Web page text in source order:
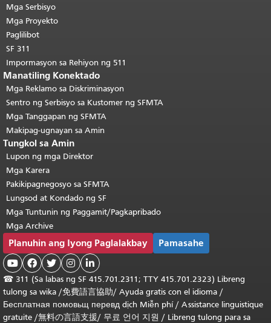
pahinang ito ay nauulit sa bawat
pahina.Bumalik sa tuktok ng
pangunahing nilalaman
Mga Serbisyo
Mga Proyekto
Paglilibot
SF 311
Impormasyon sa Rehiyon ng 511
Manatiling Konektado
Mga Reklamo sa Diskriminasyon
Sentro ng Serbisyo sa Kustomer ng SFMTA
Mga Tanggapan ng SFMTA
Makipag-ugnayan sa Amin
Tungkol sa Amin
Lupon ng mga Direktor
Mga Karera
Pakikipagnegosyo sa SFMTA
Lungsod at Kondado ng SF
Mga Tuntunin ng Paggamit/Pagkapribado
Mga Archive
Planuhin ang Iyong Paglalakbay Pamasahe
    
☎ 311 (Sa labas ng SF 415.701.2311; TTY 415.701.2323) Libreng
tulong sa wika /免費語言協助/ Ayuda gratis con el idioma /
Бесплатная помовьщ перевд dịch Miễn phí/ Assistance linguistique
gratuite /無料の言語支援/ 무료 언어 지원 / Libreng tulong para sa